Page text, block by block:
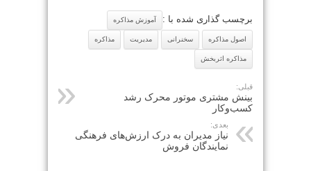
برچسب گذاری شده با : آموزش مذاکره
اصول مذاکره سخنرانی مدیریت مذاکره
مذاکره اثربخش
قبلی:
بینش مشتری موتور محرک رشد
کسب‌وکار
بعدی:
نیاز مدیران به درک ارزش‌های فرهنگی
نمایندگان فروش